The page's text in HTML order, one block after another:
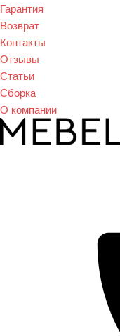
Гарантия
Возврат
Контакты
Отзывы
Статьи
Сборка
О компании